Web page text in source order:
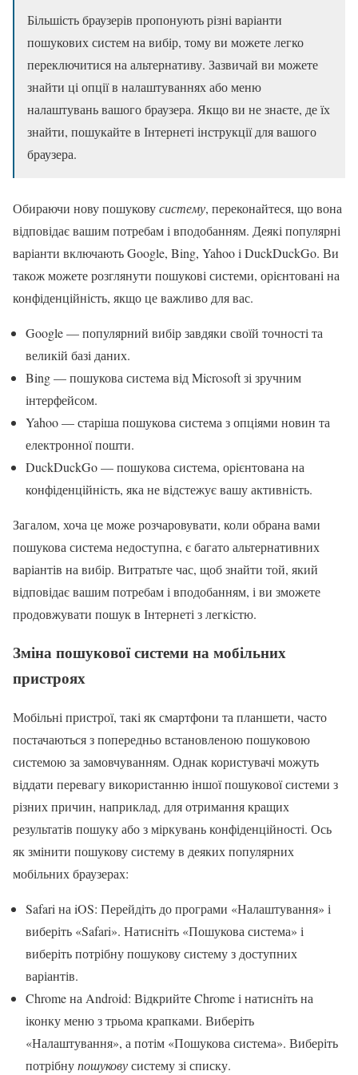
Більшість браузерів пропонують різні варіанти
пошукових систем на вибір, тому ви можете легко
переключитися на альтернативу. Зазвичай ви можете
знайти ці опції в налаштуваннях або меню
налаштувань вашого браузера. Якщо ви не знаєте, де їх
знайти, пошукайте в Інтернеті інструкції для вашого
браузера.
Обираючи нову пошуковусистему, переконайтеся, що вона
відповідає вашим потребам і вподобанням. Деякі популярні
варіанти включають Google, Bing, Yahoo і DuckDuckGo. Ви
також можете розглянути пошукові системи, орієнтовані на
конфіденційність, якщо це важливо для вас.
Google — популярний вибір завдяки своїй точності та
великій базі даних.
Bing — пошукова система від Microsoft зі зручним
інтерфейсом.
Yahoo — старіша пошукова система з опціями новин та
електронної пошти.
DuckDuckGo — пошукова система, орієнтована на
конфіденційність, яка не відстежує вашу активність.
Загалом, хоча це може розчаровувати, коли обрана вами
пошукова система недоступна, є багато альтернативних
варіантів на вибір. Витратьте час, щоб знайти той, який
відповідає вашим потребам і вподобанням, і ви зможете
продовжувати пошук в Інтернеті з легкістю.
Зміна пошукової системи на мобільних
пристроях
Мобільні пристрої, такі як смартфони та планшети, часто
постачаються з попередньо встановленою пошуковою
системою за замовчуванням. Однак користувачі можуть
віддати перевагу використанню іншої пошукової системи з
різних причин, наприклад, для отримання кращих
результатів пошуку або з міркувань конфіденційності. Ось
як змінити пошукову систему в деяких популярних
мобільних браузерах:
Safari на iOS: Перейдіть до програми «Налаштування» і
виберіть «Safari». Натисніть «Пошукова система» і
виберіть потрібну пошукову систему з доступних
варіантів.
Chrome на Android: Відкрийте Chrome і натисніть на
іконку меню з трьома крапками. Виберіть
«Налаштування», а потім «Пошукова система». Виберіть
потрібнупошуковусистему зі списку.